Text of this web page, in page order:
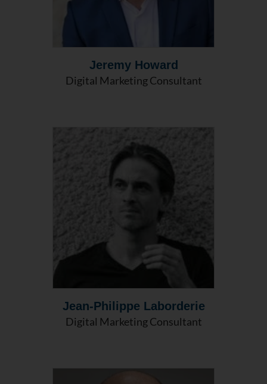
Jeremy Howard
Digital Marketing Consultant
Jean-Philippe Laborderie
Digital Marketing Consultant